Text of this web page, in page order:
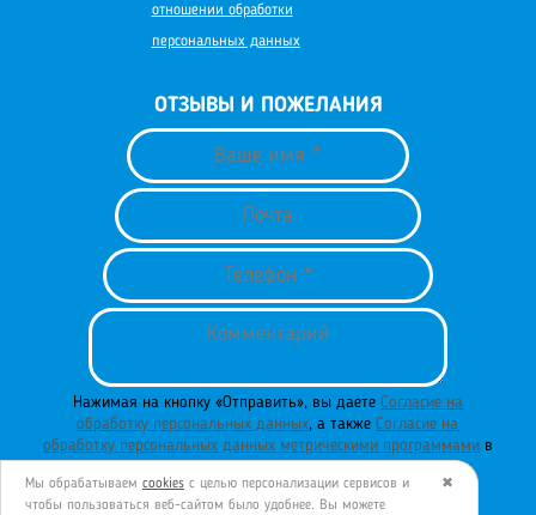
отношении обработки
персональных данных
ОТЗЫВЫ И ПОЖЕЛАНИЯ
Нажимая на кнопку «Отправить», вы даете Согласие на
обработку персональных данных, а такжеСогласие на
обработку персональных данных метрическими программамив
Политики обработки персональных
данных. ✖
Мы обрабатываем cookies с целью персонализации сервисов и
чтобы пользоваться веб-сайтом было удобнее. Вы можете